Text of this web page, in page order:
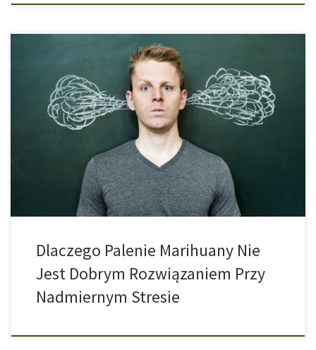
Skrajne wydarzenia w naszym życiu mogą wywołać szczególny
stres. Coraz częściej ludzie sięgają wtedy po marihuanę.
Umiejętność radzenia sobie z własnymi uczuciami wydaje się
odgrywać w tym pewną rolę. Śmierć bliskiej osoby może trwale
zmienić życie człowieka. Nawet mniej dramatyczne wydarzenia,
takie jak zmiana szkoły czy przeprowadzka do nowego miasta,
Dlaczego Palenie Marihuany Nie
Jest Dobrym Rozwiązaniem Przy
Nadmiernym Stresie